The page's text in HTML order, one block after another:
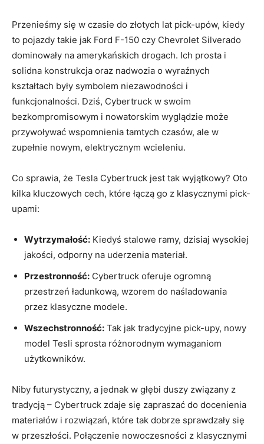
Przenieśmy się​ w czasie ​do złotych lat pick-upów, ​kiedy
to pojazdy takie jak Ford ⁤F-150 ‍czy ‌Chevrolet ‌Silverado
dominowały na‌ amerykańskich drogach. ⁤Ich prosta i
solidna konstrukcja oraz nadwozia o wyraźnych
kształtach ⁢były symbolem niezawodności ‍i
funkcjonalności. Dziś, Cybertruck w swoim
⁣bezkompromisowym​ i nowatorskim wyglądzie ⁢może
⁢przywoływać wspomnienia‌ tamtych czasów, ale w
zupełnie nowym, elektrycznym wcieleniu.
Co sprawia, że Tesla Cybertruck jest ⁤tak ⁢wyjątkowy? Oto
kilka kluczowych cech, które łączą go​ z klasycznymi pick-
upami:
Wytrzymałość: Kiedyś stalowe ramy, dzisiaj wysokiej
jakości, odporny na⁢ uderzenia materiał.
Przestronność: Cybertruck oferuje ogromną
przestrzeń⁤ ładunkową, wzorem do ‌naśladowania
przez klasyczne‍ modele.
Wszechstronność: Tak jak tradycyjne pick-upy, nowy
model Tesli sprosta różnorodnym ‌wymaganiom
użytkowników.
Niby futurystyczny,​ a ⁢jednak w głębi duszy związany z
tradycją ‍– Cybertruck ⁢zdaje⁢ się zapraszać do docenienia
materiałów i ‍rozwiązań, które tak dobrze sprawdzały się
w przeszłości. Połączenie ​nowoczesności z​ klasycznymi